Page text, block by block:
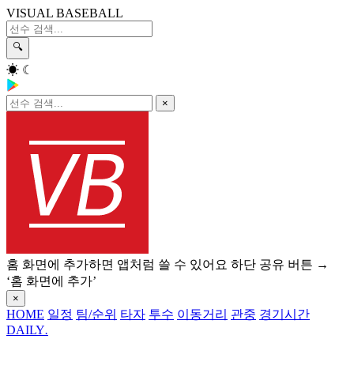
VISUAL BASEBALL
🔍
☀ ☾
×
홈 화면에 추가하면 앱처럼 쓸 수 있어요 하단 공유 버튼 →
‘홈 화면에 추가’
×
HOME 일정 팀/순위 타자 투수 이동거리 관중 경기시간
DAILY.